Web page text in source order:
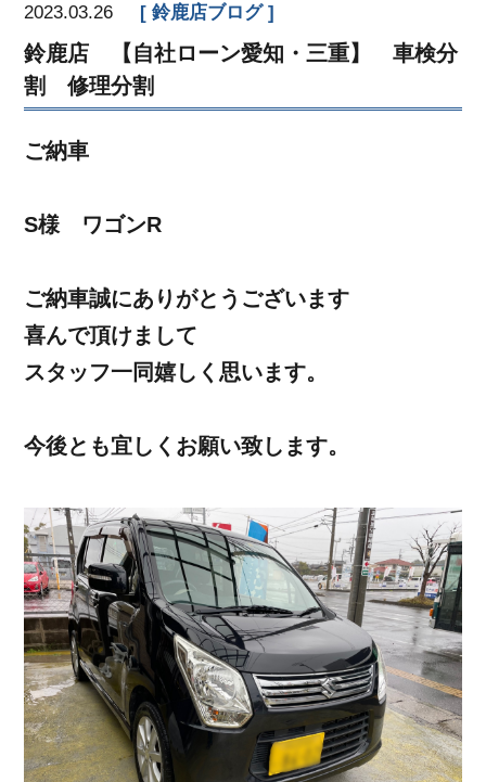
2023.03.26 鈴鹿店ブログ
鈴鹿店 【自社ローン愛知・三重】 車検分
割 修理分割
ご納車
S様 ワゴンR
ご納車誠にありがとうございます
喜んで頂けまして
スタッフ一同嬉しく思います。
今後とも宜しくお願い致します。